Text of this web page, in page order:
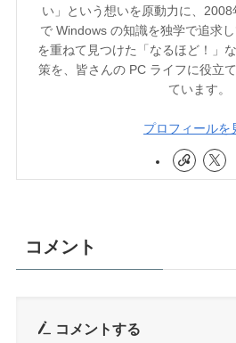
い」という想いを原動力に、2008
で Windows の知識を独学で追求
を重ねて見つけた「なるほど！」
策を、皆さんの PC ライフに役立
ています。
プロフィールを
コメント
コメントする